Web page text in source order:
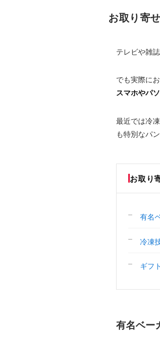
お取り寄
テレビや雑
でも実際に
スマホやパ
最近では冷
も特別なパ
お取り
有名
冷凍
ギフ
有名ベー